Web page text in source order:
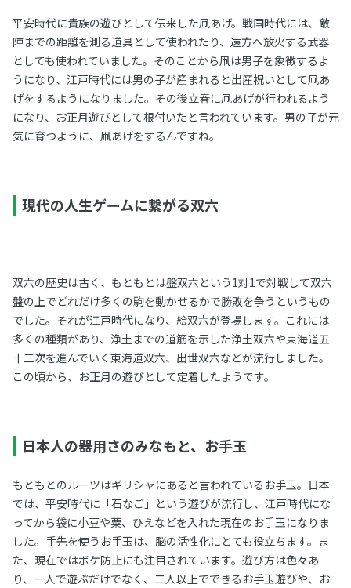
平安時代に貴族の遊びとして伝来した凧あげ。戦国時代には、敵
陣までの距離を測る道具として使われたり、遠方へ放火する武器
としても使われていました。そのことから凧は男子を象徴するよ
うになり、江戸時代には男の子が産まれると出産祝いとして凧あ
げをするようになりました。その後立春に凧あげが行われるよう
になり、お正月遊びとして根付いたと言われています。男の子が元
気に育つように、凧あげをするんですね。
現代の人生ゲームに繋がる双六
双六の歴史は古く、もともとは盤双六という1対1で対戦して双六
盤の上でどれだけ多くの駒を動かせるかで勝敗を争うというもの
でした。それが江戸時代になり、絵双六が登場します。これには
多くの種類があり、浄土までの道筋を示した浄土双六や東海道五
十三次を進んでいく東海道双六、出世双六などが流行しました。
この頃から、お正月の遊びとして定着したようです。
日本人の器用さのみなもと、お手玉
もともとのルーツはギリシャにあると言われているお手玉。日本
では、平安時代に「石なご」という遊びが流行し、江戸時代にな
ってから袋に小豆や粟、ひえなどを入れた現在のお手玉になりま
した。手先を使うお手玉は、脳の活性化にとても役立ちます。ま
た、現在ではボケ防止にも注目されています。遊び方は色々あ
り、一人で遊ぶだけでなく、二人以上でできるお手玉遊びや、お